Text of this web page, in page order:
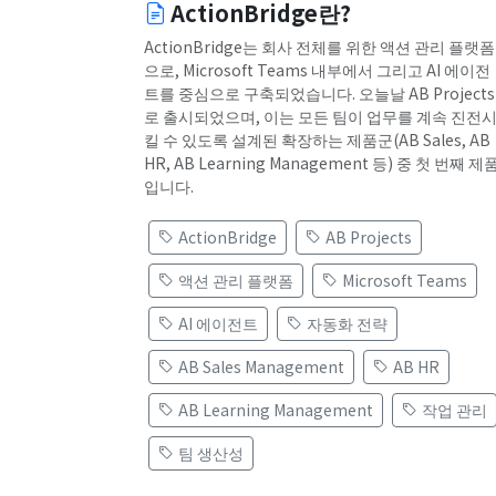
ActionBridge란?
ActionBridge는 회사 전체를 위한 액션 관리 플랫폼
으로, Microsoft Teams 내부에서 그리고 AI 에이전
트를 중심으로 구축되었습니다. 오늘날 AB Projects
로 출시되었으며, 이는 모든 팀이 업무를 계속 진전시
킬 수 있도록 설계된 확장하는 제품군(AB Sales, AB
HR, AB Learning Management 등) 중 첫 번째 제
입니다.
ActionBridge
AB Projects
액션 관리 플랫폼
Microsoft Teams
AI 에이전트
자동화 전략
AB Sales Management
AB HR
AB Learning Management
작업 관리
팀 생산성